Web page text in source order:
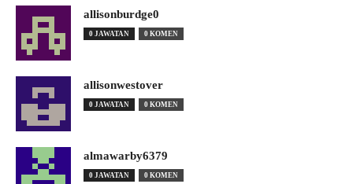
allisonburdge0
0 JAWATAN 0 KOMEN
allisonwestover
0 JAWATAN 0 KOMEN
almawarby6379
0 JAWATAN 0 KOMEN